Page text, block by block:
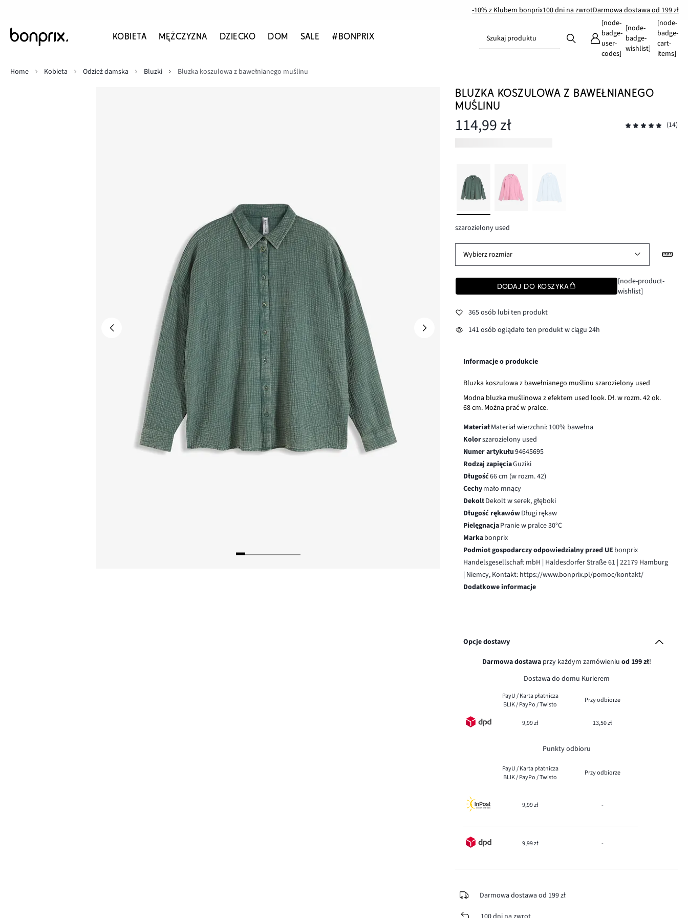
-10% z Klubem bonprix100 dni na zwrotDarmowa dostawa od 199 zł
KOBIETA MĘŻCZYZNA DZIECKO DOM SALE #BONPRIX Szukaj produktu
[node-
badge-
user-
codes]
[node-
badge-
wishlist]
[node-
badge-
cart-
items]
Home
Kobieta Odzież damska Bluzki Bluzka koszulowa z bawełnianego muślinu
BLUZKA KOSZULOWA Z BAWEŁNIANEGO
MUŚLINU
114,99 zł (14)
szarozielony used
Wybierz rozmiar
DODAJ DO KOSZYKA
[node-product-
wishlist]
365 osób lubi ten produkt
141 osób oglądało ten produkt w ciągu 24h
Informacje o produkcie
Bluzka koszulowa z bawełnianego muślinu szarozielony used
Modna bluzka muślinowa z efektem used look. Dł. w rozm. 42 ok.
68 cm. Można prać w pralce.
MateriałMateriał wierzchni: 100% bawełna
Kolorszarozielony used
Numer artykułu94645695
Rodzaj zapięciaGuziki
Długość66 cm (w rozm. 42)
Cechymało mnący
DekoltDekolt w serek, głęboki
Długość rękawówDługi rękaw
PielęgnacjaPranie w pralce 30°C
Markabonprix
Podmiot gospodarczy odpowiedzialny przed UE bonprix
Handelsgesellschaft mbH | Haldesdorfer Straße 61 | 22179 Hamburg
| Niemcy, Kontakt: https://www.bonprix.pl/pomoc/kontakt/
Dodatkowe informacje
Opcje dostawy
Darmowa dostawaprzy każdym zamówieniu od 199 zł!
Dostawa do domu Kurierem
PayU / Karta płatnicza
BLIK / PayPo / Twisto
Przy odbiorze
9,99 zł 13,50 zł
Punkty odbioru
PayU / Karta płatnicza
BLIK / PayPo / Twisto
Przy odbiorze
9,99 zł -
9,99 zł -
Darmowa dostawa od 199 zł